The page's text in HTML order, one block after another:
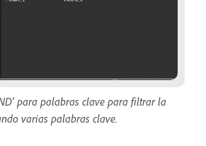
para palabras clave para filtrar la
varias palabras clave.